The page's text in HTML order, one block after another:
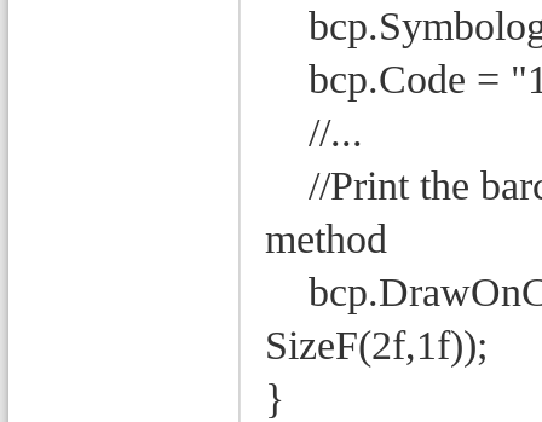
bcp.Code =
//...
//Print the
method
SizeF(2f,1f));
}